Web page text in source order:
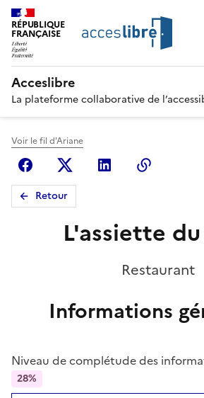
RÉPUBLIQUE
FRANÇAISE
Acceslibre
La plateforme collaborative de
Voir le fil d'Ariane
FacebookX (anciennement
Linkedin
Retour
L'assiette
Restaurant
Informations
Niveau de complétude des
28%